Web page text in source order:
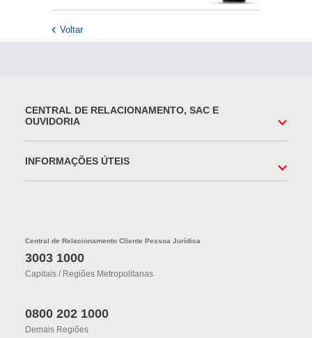
Voltar
CENTRAL DE RELACIONAMENTO, SAC E
OUVIDORIA
INFORMAÇÕES ÚTEIS
Central de Relacionamento Cliente Pessoa Jurídica
3003 1000
Capitais / Regiões Metropolitanas
0800 202 1000
Demais Regiões